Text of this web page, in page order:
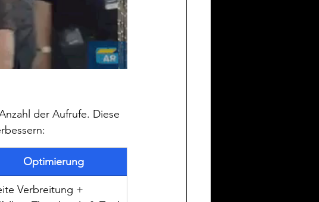
der Aufrufe. Diese
Optimierung
Verbreitung +